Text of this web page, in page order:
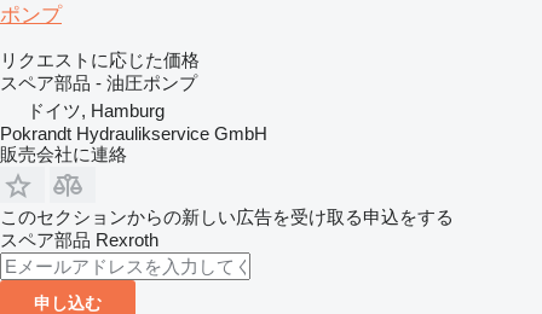
ポンプ
リクエストに応じた価格
スペア部品 - 油圧ポンプ
ドイツ, Hamburg
Pokrandt Hydraulikservice GmbH
販売会社に連絡
このセクションからの新しい広告を受け取る申込をする
スペア部品 Rexroth
申し込む